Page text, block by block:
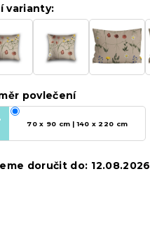
varianty:
povlečení
70 x 90 cm | 140 x 220 cm
doručit do: 12.08.2026